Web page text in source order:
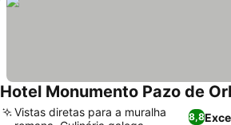
Hotel Monumento Pazo de
8,8
Vistas diretas para a muralha